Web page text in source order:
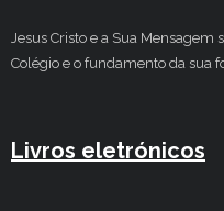
Jesus Cristo e a Sua Mensagem
Colégio e o fundamento da sua
Livros eletrónicos